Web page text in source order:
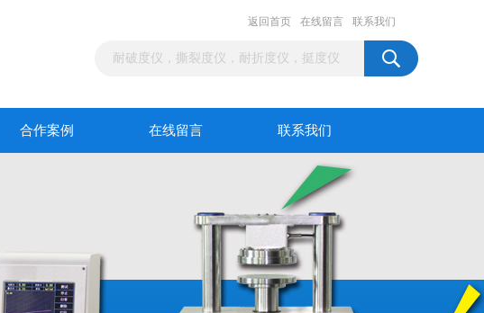
返回首页 在线留言 联系我们
合作案例 在线留言 联系我们